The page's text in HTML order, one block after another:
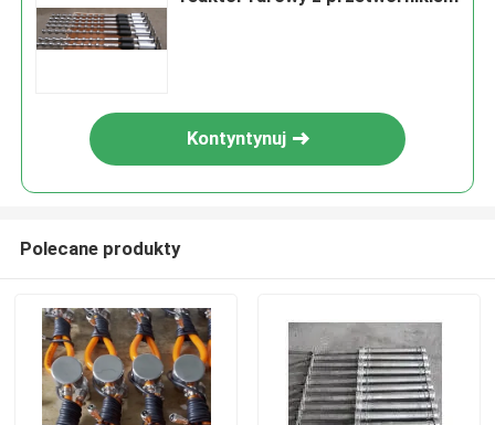
Kontyntynuj
Polecane produkty